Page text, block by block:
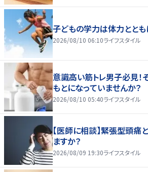
子どもの学力は体力ととも
2026/08/10 06:10ライフスタイル
意識高い筋トレ男子必見！
もとになっていませんか？
2026/08/10 05:40ライフスタイル
【医師に相談】緊張型頭痛
ますか？
2026/08/09 19:30ライフスタイル